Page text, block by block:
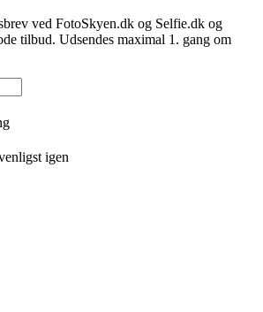
ved FotoSkyen.dk og Selfie.dk og
tilbud. Udsendes maximal 1. gang om
igen